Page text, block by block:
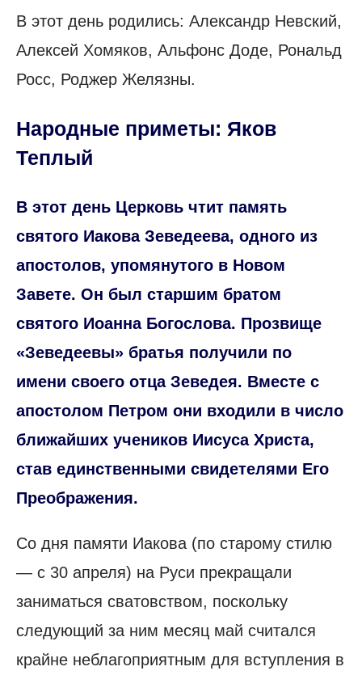
В этот день родились: Александр Невский,
Алексей Хомяков, Альфонс Доде, Рональд
Росс, Роджер Желязны.
Народные приметы: Яков
Теплый
В этот день Церковь чтит память
святого Иакова Зеведеева, одного из
апостолов, упомянутого в Новом
Завете. Он был старшим братом
святого Иоанна Богослова. Прозвище
«Зеведеевы» братья получили по
имени своего отца Зеведея. Вместе с
апостолом Петром они входили в число
ближайших учеников Иисуса Христа,
став единственными свидетелями Его
Преображения.
Со дня памяти Иакова (по старому стилю
— с 30 апреля) на Руси прекращали
заниматься сватовством, поскольку
следующий за ним месяц май считался
крайне неблагоприятным для вступления в